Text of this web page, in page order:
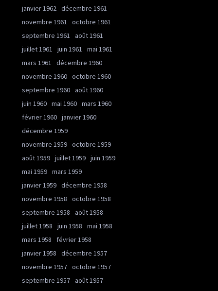
janvier 1962 décembre 1961
novembre 1961
octobre 1961
septembre 1961
août 1961
juillet 1961
juin 1961
mai 1961
mars 1961
décembre 1960
novembre 1960 octobre 1960
septembre 1960 août 1960
juin 1960 mai 1960 mars 1960
février 1960 janvier 1960
décembre 1959
novembre 1959 octobre 1959
août 1959 juillet 1959 juin 1959
mai 1959 mars 1959
janvier 1959 décembre 1958
novembre 1958
octobre 1958
septembre 1958
août 1958
juillet 1958
juin 1958
mai 1958
mars 1958
février 1958
janvier 1958
décembre 1957
novembre 1957 octobre 1957
septembre 1957 août 1957